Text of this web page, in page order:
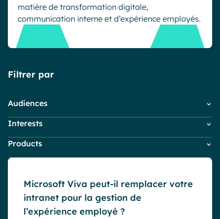
Banque & Finance
Industrie
Plateforme connectée
IA Digital Workplace augmentée
Hub digital
Analytique
IA générative
Nos clients
Resources
English
matière de transformation digitale,
communication interne et d’expérience employés.
Filtrer par
Audiences
Collaborateurs
IT
Marketing & Communication
PME
Interests
Actus Powell
Actus produits
Digital Workplace & Intranet
Engagement collaborateurs
Microsoft Teams
Télétravail & travail hybride
Products
Powell Software Suite
Virtual Building
Blog
Microsoft Viva peut-il remplacer votre
intranet pour la gestion de
l’expérience employé ?